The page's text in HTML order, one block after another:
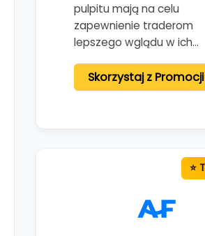
pulpitu mają na celu
zapewnienie traderom
lepszego wglądu w ich…
Skorzystaj z Promocji